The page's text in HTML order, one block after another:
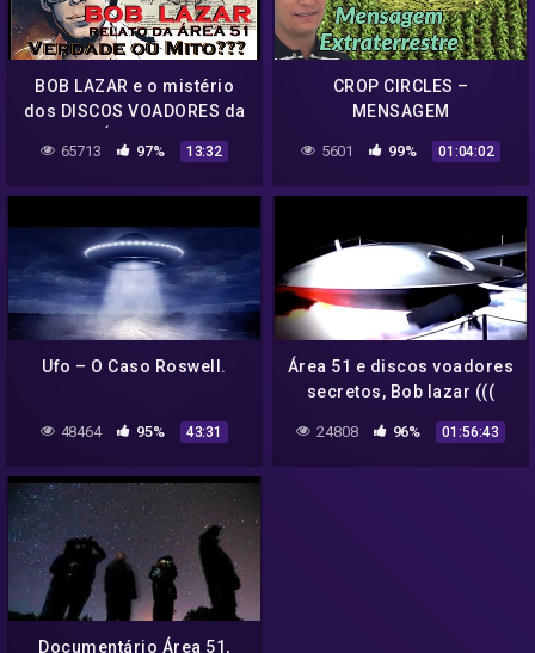
BOB LAZAR e o mistério
dos DISCOS VOADORES da
65713 97% 13:32
CROP CIRCLES –
MENSAGEM
POPULAÇÃO MUNDIAL
PARA O QUE ESTÁ POR VIR
5601 99% 01:04:02
Ufo – O Caso Roswell.
48464 95% 43:31
Área 51 e discos voadores
secretos, Bob lazar (((
documentário
24808 96% 01:56:43
Documentário Área 51,